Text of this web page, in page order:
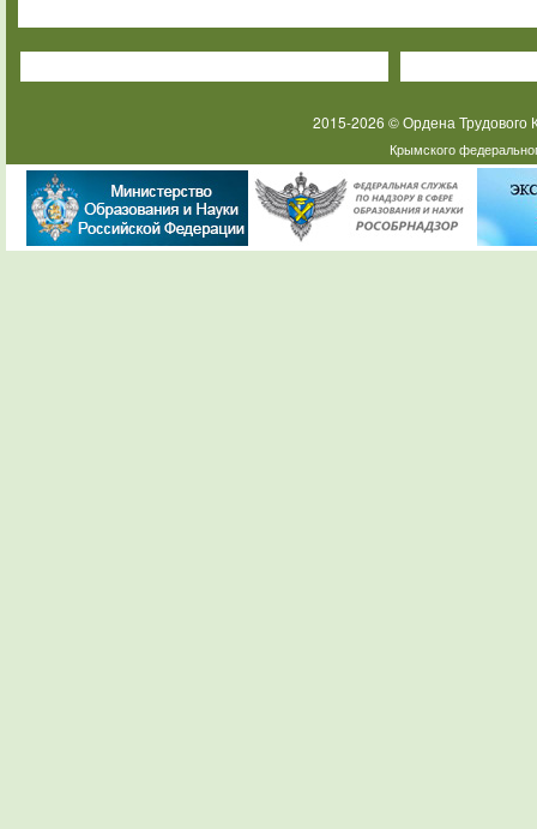
2015-2026 © Ордена
Крымского